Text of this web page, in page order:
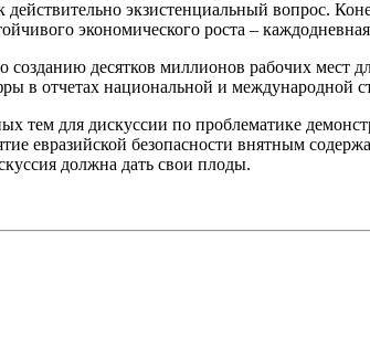
действительно экзистенциальный вопрос.
экономического роста – каждодневная
десятков миллионов рабочих мест
в отчетах национальной и международной
тем для дискуссии по проблематике
евразийской безопасности внятным
должна дать свои плоды.